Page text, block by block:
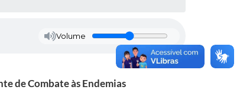
Volume
de Combate às Endemias